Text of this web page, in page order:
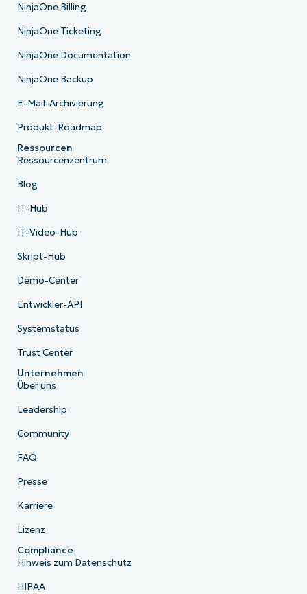
NinjaOne Billing
NinjaOne Ticketing
NinjaOne Documentation
NinjaOne Backup
E-Mail-Archivierung
Produkt-Roadmap
Ressourcen
Ressourcenzentrum
Blog
IT-Hub
IT-Video-Hub
Skript-Hub
Demo-Center
Entwickler-API
Systemstatus
Trust Center
Unternehmen
Über uns
Leadership
Community
FAQ
Presse
Karriere
Lizenz
Compliance
Hinweis zum Datenschutz
HIPAA